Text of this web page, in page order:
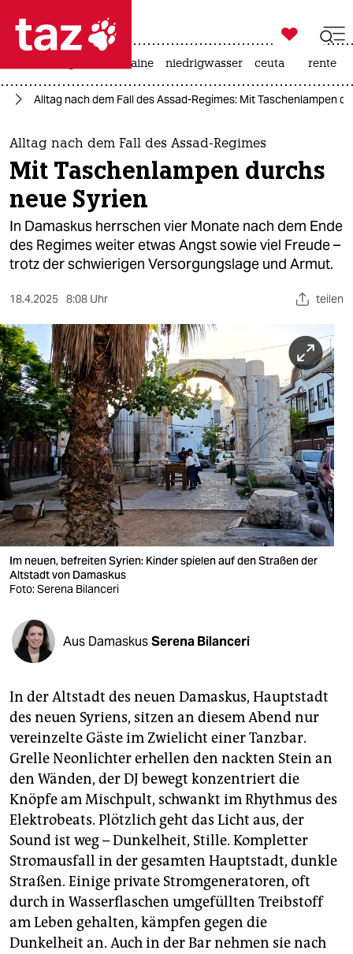
 taz zahl ich
taz zahl ich
themen
politik
öko
gesellschaft
sport
berlin
nord
wahrheit
verlag
verlag
veranstaltungen
shop
fragen & hilfe
unterstützen
abo
epaper login

taz zahl ich
krieg in der ukraine niedrigwasser ceuta rente
Alltag nach dem Fall des Assad-Regimes: Mit Taschenlampen
Alltag nach dem Fall des Assad-Regimes
Mit Taschenlampen durchs
neue Syrien
In Damaskus herrschen vier Monate nach dem Ende
des Regimes weiter etwas Angst sowie viel Freude –
trotz der schwierigen Versorgungslage und Armut.
18.4.2025 8:08 Uhr teilen
Im neuen, befreiten Syrien: Kinder spielen auf den Straßen der
Altstadt von Damaskus
Foto: Serena Bilanceri
Aus DamaskusSerena Bilanceri
In der Altstadt des neuen Damaskus, Hauptstadt
des neuen Syriens, sitzen an diesem Abend nur
vereinzelte Gäste im Zwielicht einer Tanzbar.
Grelle Neonlichter erhellen den nackten Stein an
den Wänden, der DJ bewegt konzentriert die
Knöpfe am Mischpult, schwankt im Rhythmus des
Elektrobeats. Plötzlich geht das Licht aus, der
Sound ist weg – Dunkelheit, Stille. Kompletter
Stromausfall in der gesamten Hauptstadt, dunkle
Straßen. Einige private Stromgeneratoren, oft
durch in Wasserflaschen umgefüllten Treibstoff
am Leben gehalten, kämpfen gegen die
Dunkelheit an. Auch in der Bar nehmen sie nach